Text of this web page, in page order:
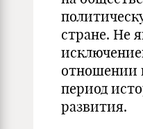
стране. Не
период
развития.